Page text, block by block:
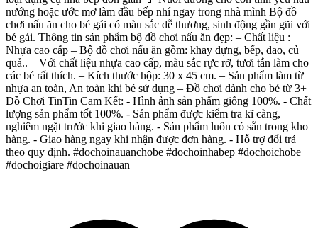
nướng hoặc ước mơ làm đầu bếp nhí ngay trong nhà mình Bộ đồ
chơi nấu ăn cho bé gái có màu sắc dễ thương, sinh động gần gũi với
bé gái. Thông tin sản phẩm bộ đồ chơi nấu ăn đẹp: – Chất liệu :
Nhựa cao cấp – Bộ đồ chơi nấu ăn gồm: khay đựng, bếp, dao, củ
quả.. – Với chất liệu nhựa cao cấp, màu sắc rực rỡ, tươi tắn làm cho
các bé rất thích. – Kích thước hộp: 30 x 45 cm. – Sản phẩm làm từ
nhựa an toàn, An toàn khi bé sử dụng – Đồ chơi dành cho bé từ 3+
Đồ Chơi TinTin Cam Kết: - Hình ảnh sản phẩm giống 100%. - Chất
lượng sản phẩm tốt 100%. - Sản phẩm được kiểm tra kĩ càng,
nghiêm ngặt trước khi giao hàng. - Sản phẩm luôn có sẵn trong kho
hàng. - Giao hàng ngay khi nhận được đơn hàng. - Hỗ trợ đổi trả
theo quy định. #dochoinauanchobe #dochoinhabep #dochoichobe
#dochoigiare #dochoinauan